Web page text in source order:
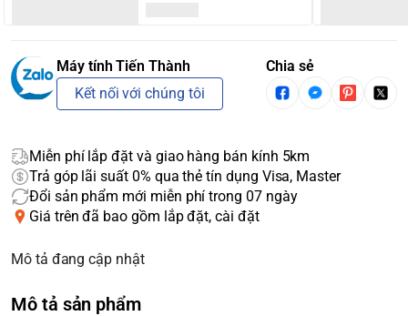
Máy tính Tiến Thành
Kết nối với chúng tôi
Chia sẻ
Miễn phí lắp đặt và giao hàng bán kính 5km
Trả góp lãi suất 0% qua thẻ tín dụng Visa, Master
Đổi sản phẩm mới miễn phí trong 07 ngày
Giá trên đã bao gồm lắp đặt, cài đặt
Mô tả đang cập nhật
Mô tả sản phẩm